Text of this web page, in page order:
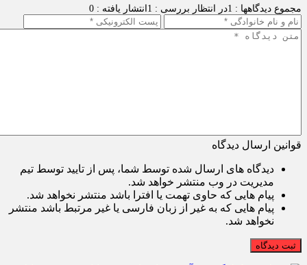
مجموع دیدگاهها : 1 در انتظار بررسی : 1 انتشار یافته : 0
قوانین ارسال دیدگاه
دیدگاه های ارسال شده توسط شما، پس از تایید توسط تیم
مدیریت در وب منتشر خواهد شد.
پیام هایی که حاوی تهمت یا افترا باشد منتشر نخواهد شد.
پیام هایی که به غیر از زبان فارسی یا غیر مرتبط باشد منتشر
نخواهد شد.
ثبت دیدگاه